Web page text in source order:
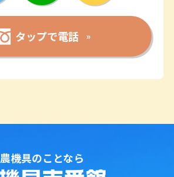
タップで電話
農機具のことなら